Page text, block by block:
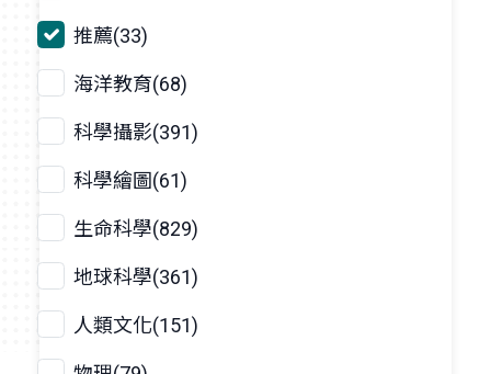
推薦(33)
海洋教育(68)
科學攝影(391)
科學繪圖(61)
生命科學(829)
地球科學(361)
人類文化(151)